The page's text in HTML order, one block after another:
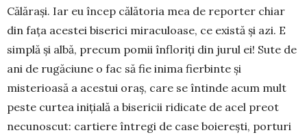
Călărași. Iar eu încep călătoria mea de reporter chiar
din fața acestei biserici mira­culoase, ce există și azi. E
simplă și albă, pre­cum pomii înfloriți din jurul ei! Sute de
ani de rugăciune o fac să fie inima fierbinte și
misterioasă a acestui oraș, care se întinde acum mult
peste curtea inițială a bisericii ridicate de acel preot
necunoscut: cartiere întregi de case boierești, porturi